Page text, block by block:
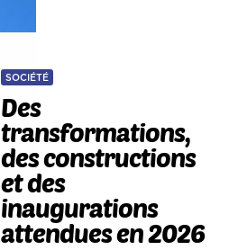
SOCIÉTÉ
Des
transformations,
des constructions
et des
inaugurations
attendues en 2026